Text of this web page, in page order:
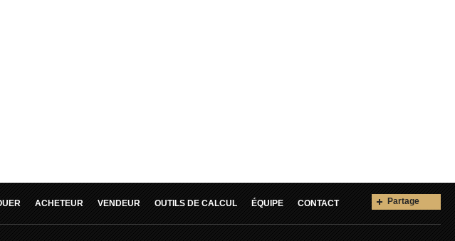
ACHETEUR VENDEUR OUTILS DE CALCUL ÉQUIPE CONTACT Partage